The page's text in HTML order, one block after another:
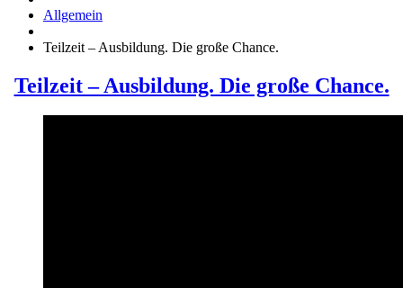
Allgemein
Teilzeit – Ausbildung. Die große Chance.
Teilzeit – Ausbildung. Die große Chance.